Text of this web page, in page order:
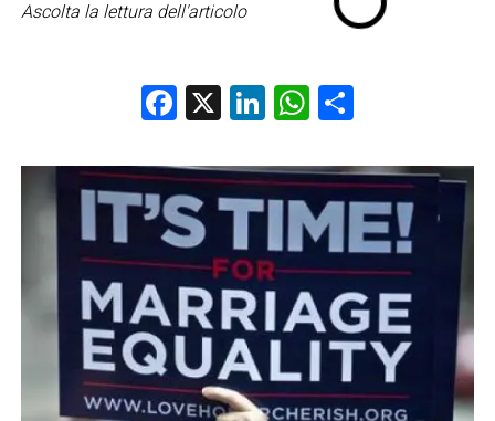
Ascolta la lettura dell'articolo
Facebook
X LinkedIn
WhatsApp
Condividi